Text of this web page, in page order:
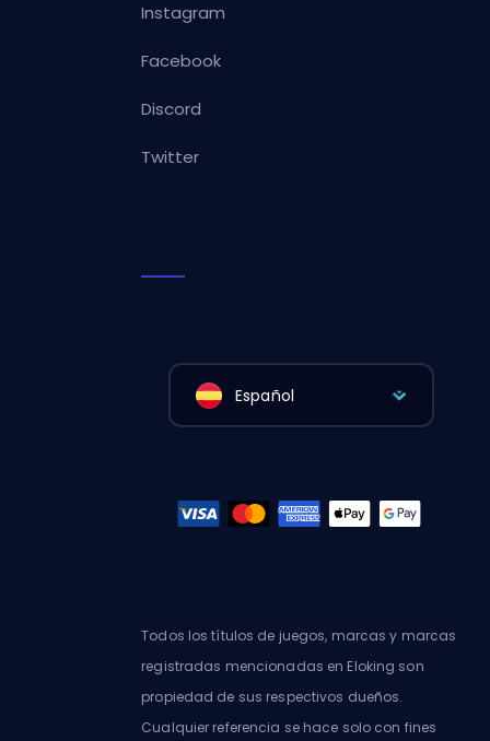
Instagram
Facebook
Discord
Twitter
Español
Todos los títulos de juegos, marcas y marcas
registradas mencionadas en Eloking son
propiedad de sus respectivos dueños.
Cualquier referencia se hace solo con fines